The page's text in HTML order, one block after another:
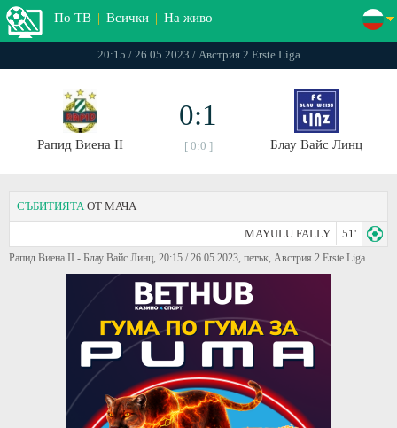
По ТВ | Всички | На живо
20:15 / 26.05.2023 / Австрия 2 Erste Liga
Рапид Виена II
0:1
[ 0:0 ] Блау Вайс Линц
СЪБИТИЯТА ОТ МАЧА
MAYULU FALLY 51'
Рапид Виена II - Блау Вайс Линц, 20:15 / 26.05.2023, петък, Австрия 2 Erste Liga